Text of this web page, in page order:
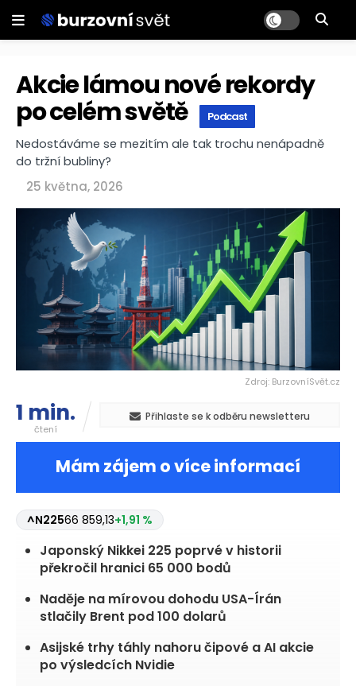
Akcie lámou nové rekordy
po celém světě
Podcast
Nedostáváme se mezitím ale tak trochu nenápadně
do tržní bubliny?
25 května, 2026
Zdroj: BurzovníSvět.cz
1 min.
čtení
Přihlaste se k odběru newsletteru
Mám zájem o více informací
^N22566 859,13+1,91 %
Japonský Nikkei 225 poprvé v historii
překročil hranici 65 000 bodů
Naděje na mírovou dohodu USA-Írán
stlačily Brent pod 100 dolarů
Asijské trhy táhly nahoru čipové a AI akcie
po výsledcích Nvidie